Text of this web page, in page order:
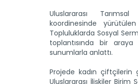
Uluslararası
koordinesinde yürütülen
Topluluklarda Sosyal
toplantısında bir araya
sunumlarla anlattı.
Projede kadın çiftçilerin
Uluslararası İlişkiler Birim